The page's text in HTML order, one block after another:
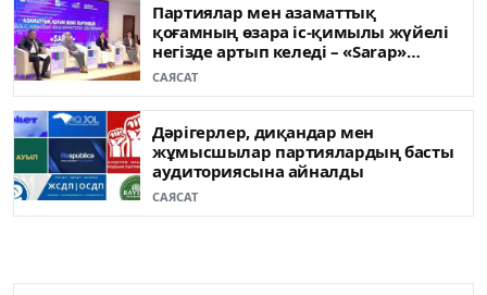
Партиялар мен азаматтық
қоғамның өзара іс-қимылы жүйелі
негізде артып келеді – «Sarap»
клубының сарапшылары
САЯСАТ
Дәрігерлер, диқандар мен
жұмысшылар партиялардың басты
аудиториясына айналды
САЯСАТ